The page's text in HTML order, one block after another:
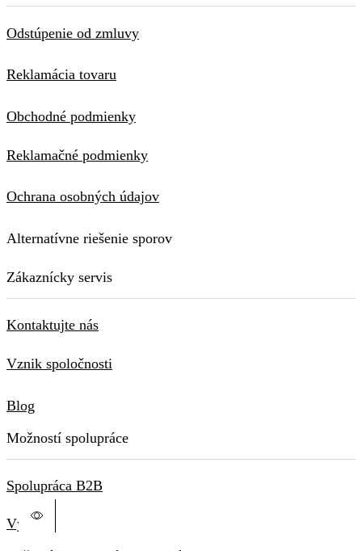
Odstúpenie od zmluvy
Reklamácia tovaru
Obchodné podmienky
Reklamačné podmienky
Ochrana osobných údajov
Alternatívne riešenie sporov
Zákaznícky servis
Kontaktujte nás
Vznik spoločnosti
Blog
Možností spolupráce
Spolupráca B2B
Výroba na zakázku